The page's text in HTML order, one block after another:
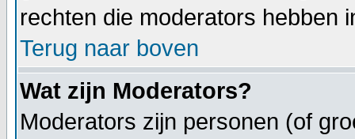
rechten die moderators hebben
Terug naar boven
Wat zijn Moderators?
Moderators zijn personen (of